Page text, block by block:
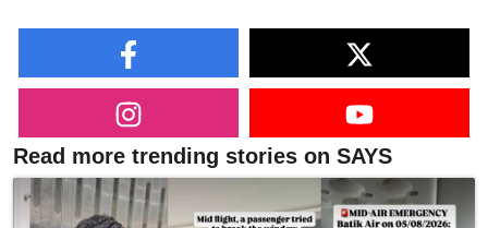
Read more trending stories on SAYS